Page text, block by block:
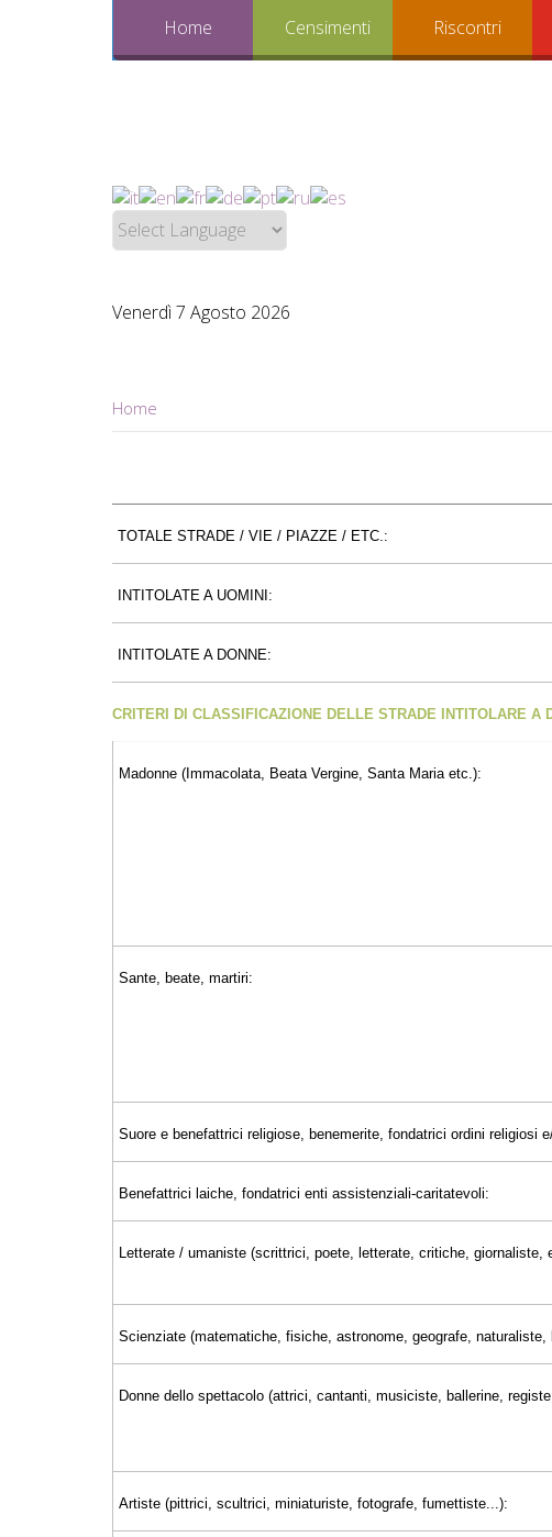
Home Censimenti Riscontri
Venerdì 7 Agosto 2026
Home
TOTALE STRADE / VIE / PIAZZE / ETC.:
INTITOLATE A UOMINI:
INTITOLATE A DONNE:
CRITERI DI CLASSIFICAZIONE DELLE STRADE INTITOLARE A
Madonne (Immacolata, Beata Vergine, Santa Maria etc.):
Sante, beate, martiri:
Suore e benefattrici religiose, benemerite, fondatrici ordini religiosi
Benefattrici laiche, fondatrici enti assistenziali-caritatevoli:
Letterate / umaniste (scrittrici, poete, letterate, critiche, giornaliste,
Scienziate (matematiche, fisiche, astronome, geografe,
Donne dello spettacolo (attrici, cantanti, musiciste, ballerine,
Artiste (pittrici, scultrici, miniaturiste, fotografe, fumettiste...):